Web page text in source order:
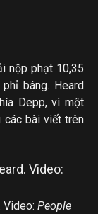
nộp phạt 10,35
báng. Heard
Depp, vì một
bài viết trên
Video: People